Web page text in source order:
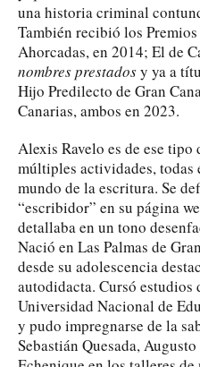
una historia criminal
También recibió los Premios
Ahorcadas, en 2014; El de
nombres prestadosy ya a
Hijo Predilecto de Gran
Canarias, ambos en 2023.
Alexis Ravelo es de ese tipo
múltiples actividades, todas
mundo de la escritura. Se
“escribidor” en su página
detallaba en un tono
Nació en Las Palmas de
desde su adolescencia
autodidacta. Cursó estudios
Universidad Nacional de
y pudo impregnarse de la
Sebastián Quesada,